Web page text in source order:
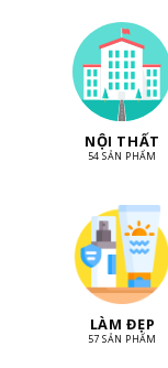
NỘI THẤT
54 SẢN PHẨM
LÀM ĐẸP
57 SẢN PHẨM